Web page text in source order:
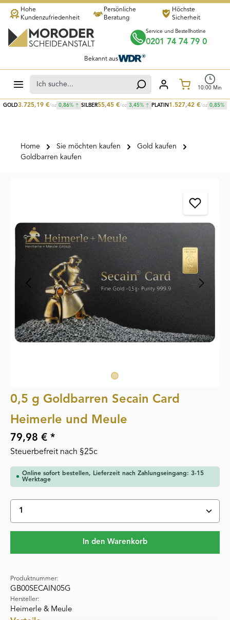
Zum Hauptinhalt springen
GOLD3.725,19 €/oz 0,86% SILBER55,45 €/oz 3,45% PLATIN 1.527,42 €/oz 0,85%
Hohe
Kundenzufriedenheit
Persönliche
Beratung
Höchste
Sicherheit
Service und Bestellhotline
0201 74 74 79 0
Bekannt aus
10:00 Min
Home Sie möchten kaufen
Gold kaufen
Goldbarren kaufen
0,5 g Goldbarren Secain Card
Heimerle und Meule
79,98 € *
Steuerbefreit nach §25c
Online sofort bestellen, Lieferzeit nach Zahlungseingang: 3-15
Werktage
Produkt Anzahl: Gib den gewünschten Wert ein
In den Warenkorb
Produktnummer:
GB00SECAIN05G
Hersteller:
Heimerle & Meule